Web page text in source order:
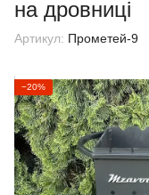
на дровниці
Артикул: Прометей-9
−20%